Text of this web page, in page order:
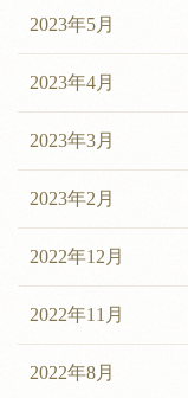
2023年5月
2023年4月
2023年3月
2023年2月
2022年12月
2022年11月
2022年8月